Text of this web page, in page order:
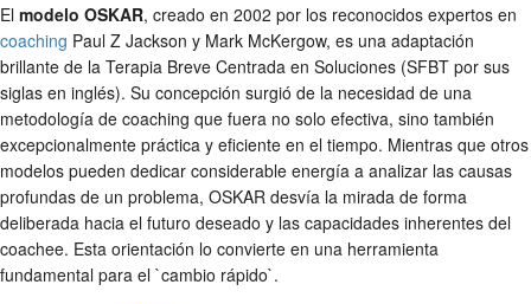
El modelo OSKAR, creado en 2002 por los reconocidos expertos en
coaching Paul Z Jackson y Mark McKergow, es una adaptación
brillante de la Terapia Breve Centrada en Soluciones (SFBT por sus
siglas en inglés). Su concepción surgió de la necesidad de una
metodología de coaching que fuera no solo efectiva, sino también
excepcionalmente práctica y eficiente en el tiempo. Mientras que otros
modelos pueden dedicar considerable energía a analizar las causas
profundas de un problema, OSKAR desvía la mirada de forma
deliberada hacia el futuro deseado y las capacidades inherentes del
coachee. Esta orientación lo convierte en una herramienta
fundamental para el `cambio rápido`.